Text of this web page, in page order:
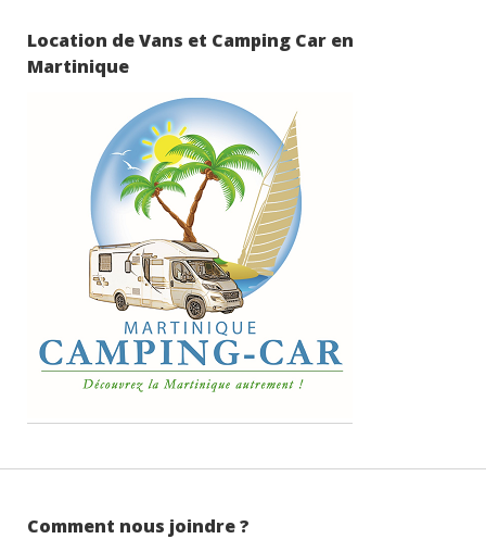
Location de Vans et Camping Car en
Martinique
Comment nous joindre ?